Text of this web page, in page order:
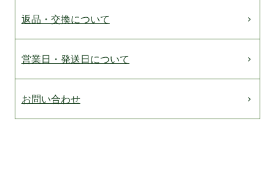
返品・交換について
営業日・発送日について
お問い合わせ